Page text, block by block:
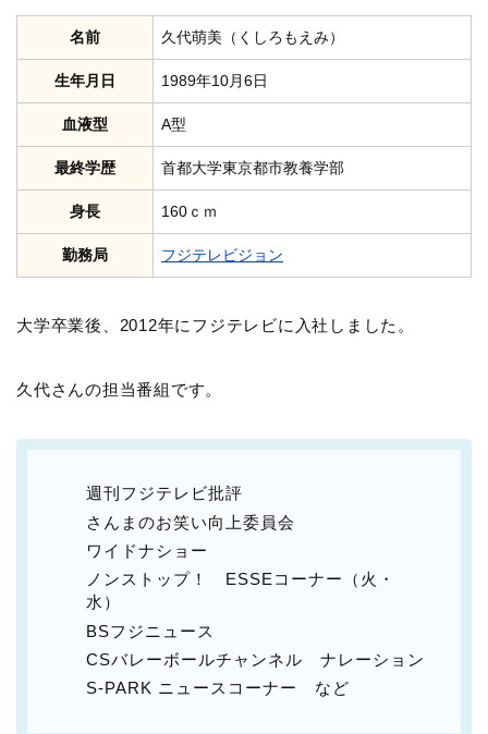
名前 久代萌美（くしろもえみ）
生年月日 1989年10月6日
血液型 A型
最終学歴 首都大学東京都市教養学部
身長 160ｃｍ
勤務局 フジテレビジョン
大学卒業後、2012年にフジテレビに入社しました。
久代さんの担当番組です。
週刊フジテレビ批評
さんまのお笑い向上委員会
ワイドナショー
ノンストップ！ ESSEコーナー（火・
水）
BSフジニュース
CSバレーボールチャンネル ナレーション
S-PARK ニュースコーナー など